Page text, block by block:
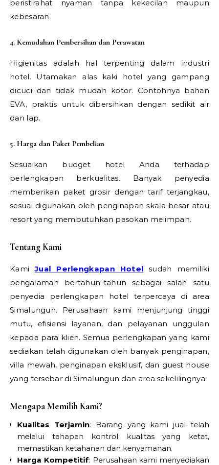
beristirahat nyaman tanpa kekecilan maupun
kebesaran.
4. Kemudahan Pembersihan dan Perawatan
Higienitas adalah hal terpenting dalam industri
hotel. Utamakan alas kaki hotel yang gampang
dicuci dan tidak mudah kotor. Contohnya bahan
EVA, praktis untuk dibersihkan dengan sedikit air
dan lap.
5. Harga dan Paket Pembelian
Sesuaikan budget hotel Anda terhadap
perlengkapan berkualitas. Banyak penyedia
memberikan paket grosir dengan tarif terjangkau,
sesuai digunakan oleh penginapan skala besar atau
resort yang membutuhkan pasokan melimpah.
Tentang Kami
KamiJual Perlengkapan Hotel sudah memiliki
pengalaman bertahun-tahun sebagai salah satu
penyedia perlengkapan hotel terpercaya di area
Simalungun. Perusahaan kami menjunjung tinggi
mutu, efisiensi layanan, dan pelayanan unggulan
kepada para klien. Semua perlengkapan yang kami
sediakan telah digunakan oleh banyak penginapan,
villa mewah, penginapan eksklusif, dan guest house
yang tersebar di Simalungun dan area sekelilingnya.
Mengapa Memilih Kami?
Kualitas Terjamin: Barang yang kami jual telah
melalui tahapan kontrol kualitas yang ketat,
memastikan ketahanan dan kenyamanan.
Harga Kompetitif: Perusahaan kami menyediakan